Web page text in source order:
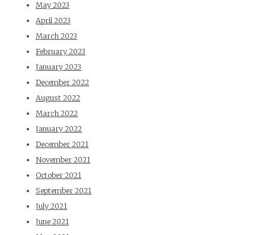
May 2023
April 2023
March 2023
February 2023
January 2023
December 2022
August 2022
March 2022
January 2022
December 2021
November 2021
October 2021
September 2021
July 2021
June 2021